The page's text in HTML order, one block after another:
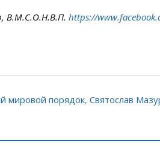
В.М.С.О.Н.В.П. https://
мировой порядок, Святослав